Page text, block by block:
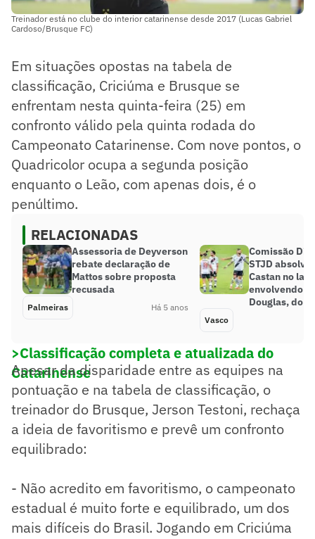
Treinador está no clube do interior catarinense desde 2017 (Lucas Gabriel
Cardoso/Brusque FC)
Em situações opostas na tabela de
classificação, Criciúma e Brusque se
enfrentam nesta quinta-feira (25) em
confronto válido pela quinta rodada do
Campeonato Catarinense. Com nove pontos, o
Quadricolor ocupa a segunda posição
enquanto o Leão, com apenas dois, é o
penúltimo.
RELACIONADAS
Assessoria de Deyverson
rebate declaração de
Mattos sobre proposta
recusada
Palmeiras Há 5 anos
Comissão
STJD absolve
Castan no
envolvendo o
Douglas, do
Vasco
>Classificação completa e atualizada do
Catarinense
Apesar da disparidade entre as equipes na
pontuação e na tabela de classificação, o
treinador do Brusque, Jerson Testoni, rechaça
a ideia de favoritismo e prevê um confronto
equilibrado:
- Não acredito em favoritismo, o campeonato
estadual é muito forte e equilibrado, um dos
mais difíceis do Brasil. Jogando em Criciúma